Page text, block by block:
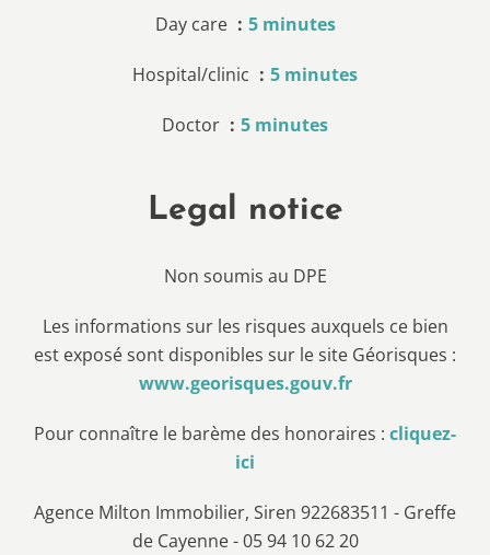
Day care 5 minutes
Hospital/clinic 5 minutes
Doctor 5 minutes
Legal notice
Non soumis au DPE
Les informations sur les risques auxquels ce bien
est exposé sont disponibles sur le site Géorisques :
www.georisques.gouv.fr
Pour connaître le barème des honoraires : cliquez-
ici
Agence Milton Immobilier, Siren 922683511 - Greffe
de Cayenne - 05 94 10 62 20